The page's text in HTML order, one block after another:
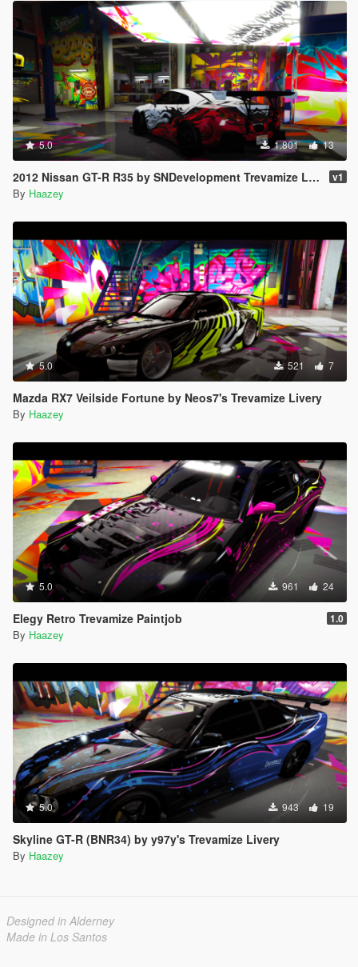
5.0 1.801 13
2012 Nissan GT-R R35 by SNDevelopment Trevamize Livery Pack v1
By Haazey
5.0 521 7
Mazda RX7 Veilside Fortune by Neos7's Trevamize Livery
By Haazey
5.0 961 24
Elegy Retro Trevamize Paintjob 1.0
By Haazey
5.0 943 19
Skyline GT-R (BNR34) by y97y's Trevamize Livery
By Haazey
Designed in Alderney
Made in Los Santos